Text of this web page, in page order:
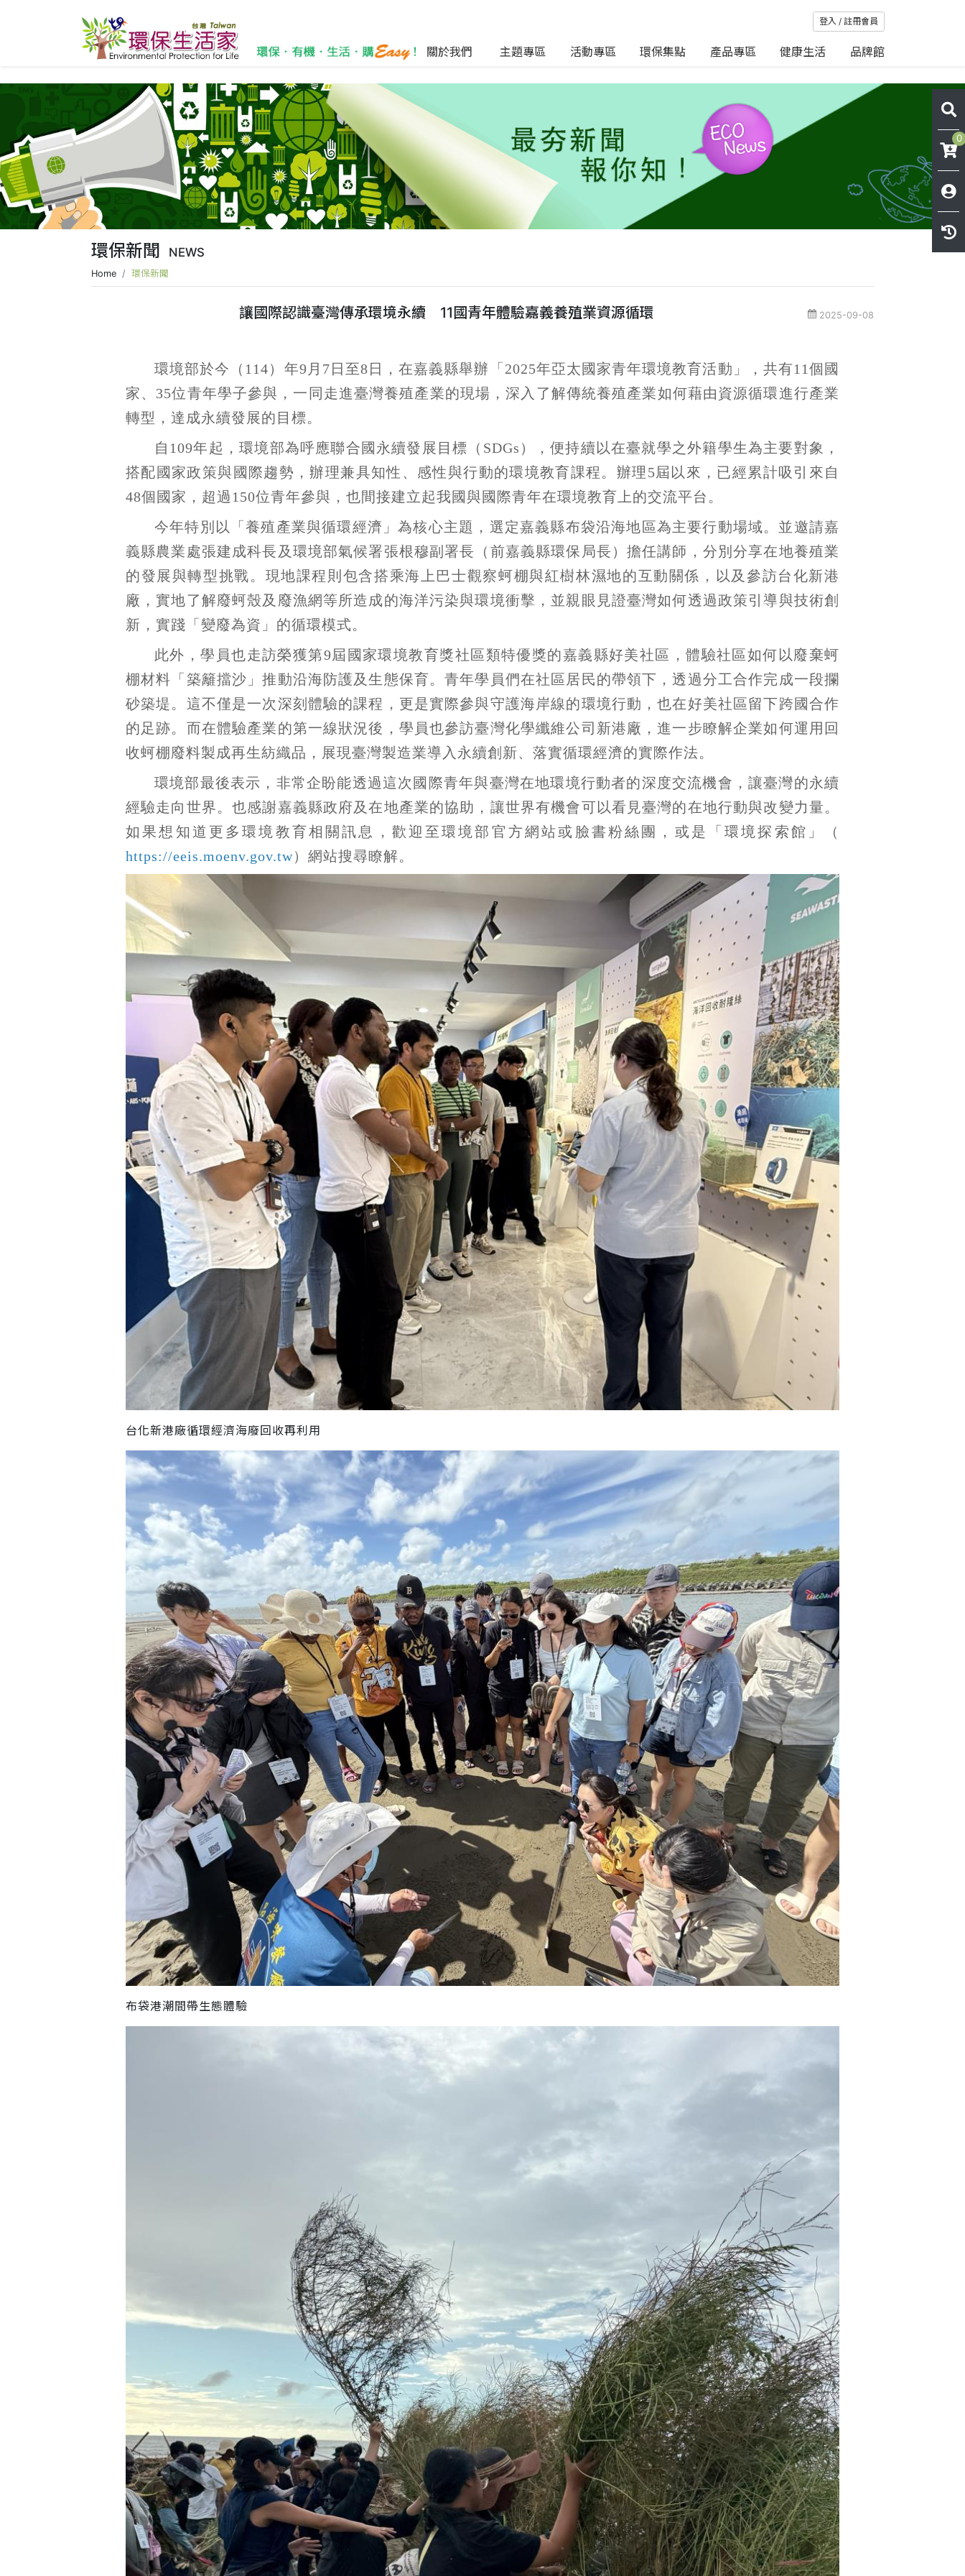
登入 / 註冊會員
關於我們 主題專區 活動專區 環保集點 產品專區 健康生活 品牌館
0
環保新聞 NEWS
Home 環保新聞
讓國際認識臺灣傳承環境永續 11國青年體驗嘉義養殖業資源循環 2025-09-08
環境部於今（114）年9月7日至8日，在嘉義縣舉辦「2025年亞太國家青年環境教育活動」，共有11個國
家、35位青年學子參與，一同走進臺灣養殖產業的現場，深入了解傳統養殖產業如何藉由資源循環進行產業
轉型，達成永續發展的目標。
自109年起，環境部為呼應聯合國永續發展目標（SDGs），便持續以在臺就學之外籍學生為主要對象，
搭配國家政策與國際趨勢，辦理兼具知性、感性與行動的環境教育課程。辦理5屆以來，已經累計吸引來自
48個國家，超過150位青年參與，也間接建立起我國與國際青年在環境教育上的交流平台。
今年特別以「養殖產業與循環經濟」為核心主題，選定嘉義縣布袋沿海地區為主要行動場域。並邀請嘉
義縣農業處張建成科長及環境部氣候署張根穆副署長（前嘉義縣環保局長）擔任講師，分別分享在地養殖業
的發展與轉型挑戰。現地課程則包含搭乘海上巴士觀察蚵棚與紅樹林濕地的互動關係，以及參訪台化新港
廠，實地了解廢蚵殼及廢漁網等所造成的海洋污染與環境衝擊，並親眼見證臺灣如何透過政策引導與技術創
新，實踐「變廢為資」的循環模式。
此外，學員也走訪榮獲第9屆國家環境教育獎社區類特優獎的嘉義縣好美社區，體驗社區如何以廢棄蚵
棚材料「築籬擋沙」推動沿海防護及生態保育。青年學員們在社區居民的帶領下，透過分工合作完成一段攔
砂築堤。這不僅是一次深刻體驗的課程，更是實際參與守護海岸線的環境行動，也在好美社區留下跨國合作
的足跡。而在體驗產業的第一線狀況後，學員也參訪臺灣化學纖維公司新港廠，進一步瞭解企業如何運用回
收蚵棚廢料製成再生紡織品，展現臺灣製造業導入永續創新、落實循環經濟的實際作法。
環境部最後表示，非常企盼能透過這次國際青年與臺灣在地環境行動者的深度交流機會，讓臺灣的永續
經驗走向世界。也感謝嘉義縣政府及在地產業的協助，讓世界有機會可以看見臺灣的在地行動與改變力量。
如果想知道更多環境教育相關訊息，歡迎至環境部官方網站或臉書粉絲團，或是「環境探索館」（
https://eeis.moenv.gov.tw）網站搜尋瞭解。
台化新港廠循環經濟海廢回收再利用
布袋港潮間帶生態體驗